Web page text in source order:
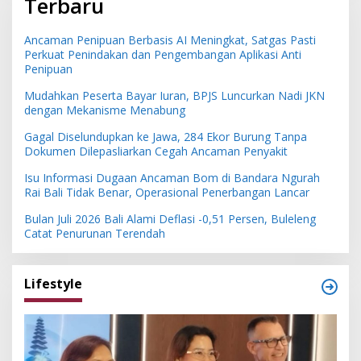
Ancaman Penipuan Berbasis AI Meningkat, Satgas Pasti
Perkuat Penindakan dan Pengembangan Aplikasi Anti
Penipuan
Mudahkan Peserta Bayar Iuran, BPJS Luncurkan Nadi JKN
dengan Mekanisme Menabung
Gagal Diselundupkan ke Jawa, 284 Ekor Burung Tanpa
Dokumen Dilepasliarkan Cegah Ancaman Penyakit
Isu Informasi Dugaan Ancaman Bom di Bandara Ngurah
Rai Bali Tidak Benar, Operasional Penerbangan Lancar
Bulan Juli 2026 Bali Alami Deflasi -0,51 Persen, Buleleng
Catat Penurunan Terendah
Lifestyle